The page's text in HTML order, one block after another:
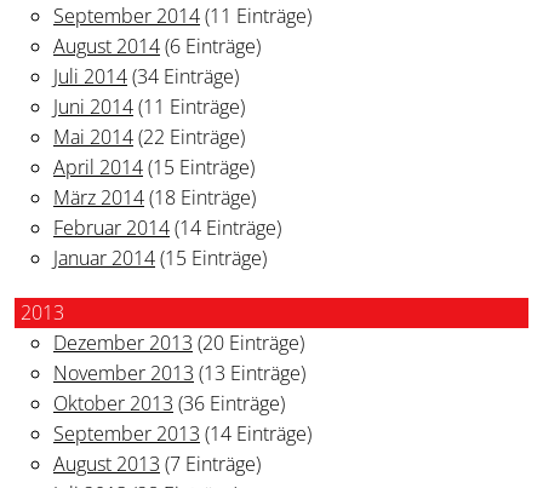
September 2014(11 Einträge)
August 2014(6 Einträge)
Juli 2014(34 Einträge)
Juni 2014(11 Einträge)
Mai 2014(22 Einträge)
April 2014(15 Einträge)
März 2014(18 Einträge)
Februar 2014(14 Einträge)
Januar 2014(15 Einträge)
2013
Dezember 2013 (20 Einträge)
November 2013 (13 Einträge)
Oktober 2013 (36 Einträge)
September 2013 (14 Einträge)
August 2013 (7 Einträge)